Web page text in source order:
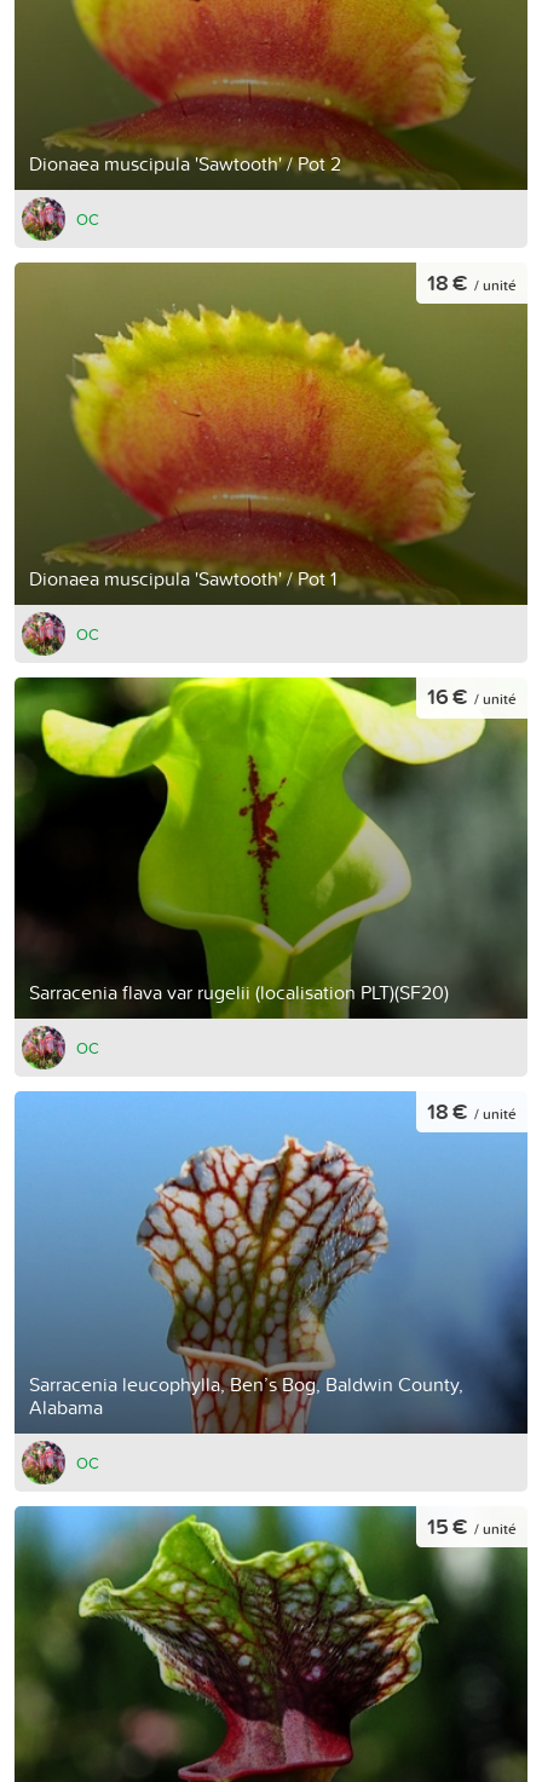
Dionaea muscipula 'Sawtooth' / Pot 2
OC
Dionaea muscipula 'Sawtooth' / Pot 1
18 € / unité
OC
Sarracenia flava var rugelii (localisation PLT)(SF20)
16 € / unité
OC
Sarracenia leucophylla, Ben’s Bog, Baldwin County,
Alabama
18 € / unité
OC
15 € / unité